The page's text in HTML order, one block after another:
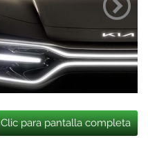
Clic para pantalla completa